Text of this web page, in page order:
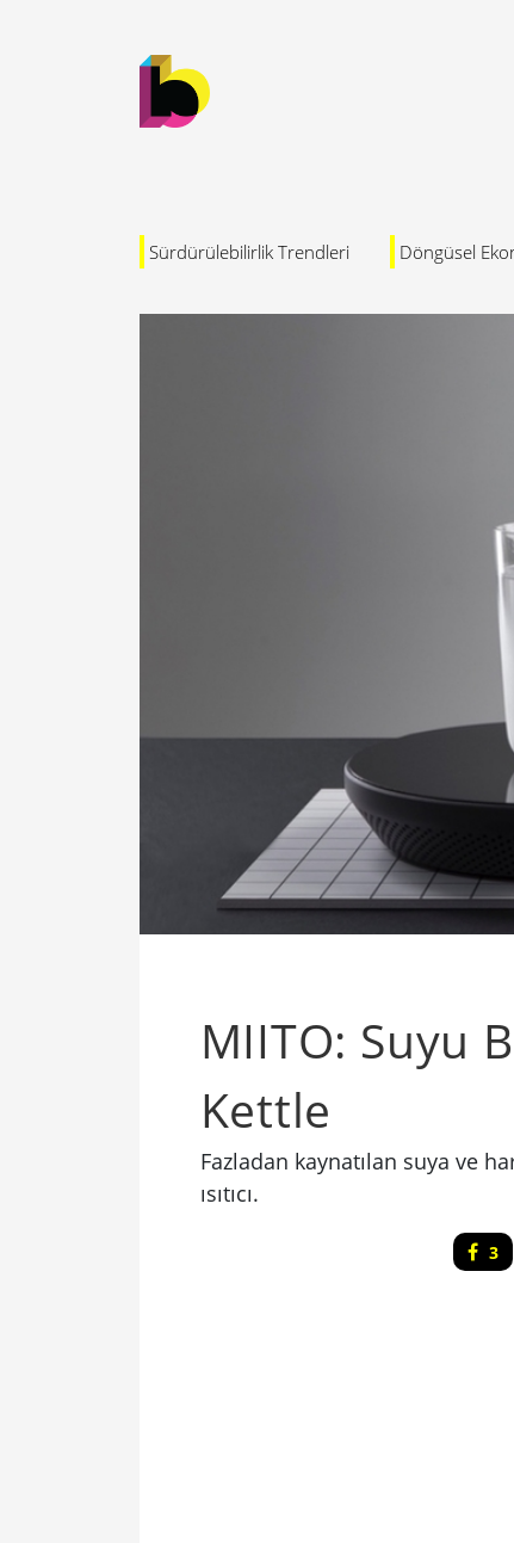
Sürdürülebilirlik Trendleri Döngüsel
MIITO: Suyu
Kettle
Fazladan kaynatılan suya ve
ısıtıcı.
3